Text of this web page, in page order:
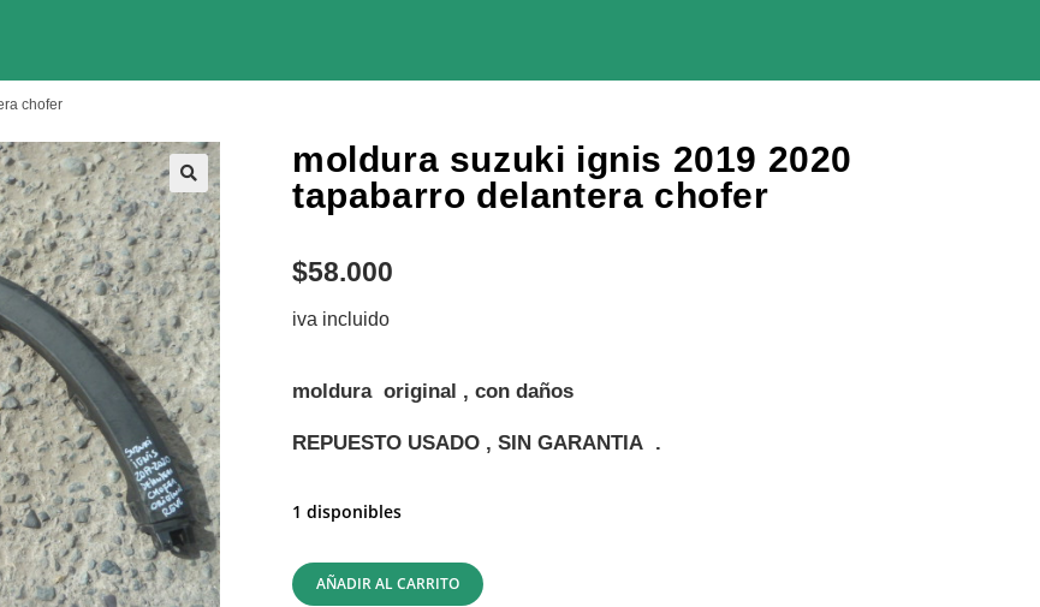
chofer
moldura suzuki ignis 2019 2020
tapabarro delantera chofer
$58.000
iva incluido
moldura original , con daños
REPUESTO USADO , SIN GARANTIA .
1 disponibles
AÑADIR AL CARRITO